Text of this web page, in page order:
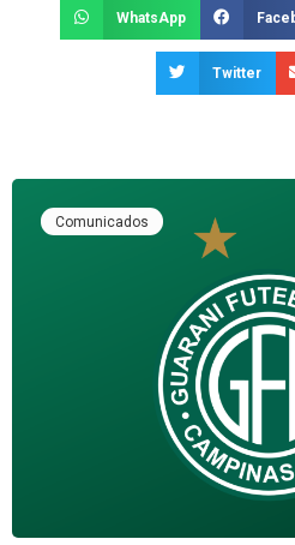
WhatsApp
Twitter
Comunicados